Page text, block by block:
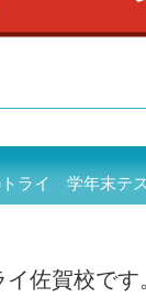
ライ 学年末テ
佐賀校です